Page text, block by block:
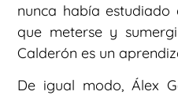
nunca había
que meterse y
Calderón es un
De igual modo, Álex